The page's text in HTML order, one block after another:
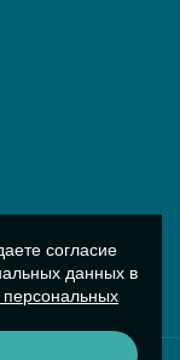
согласие
данных в
персональных